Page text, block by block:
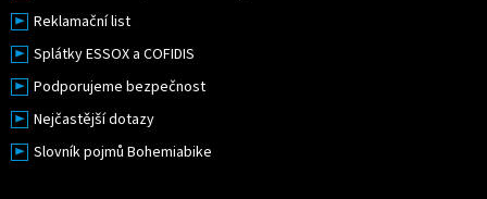
Reklamační list
Splátky ESSOX a COFIDIS
Podporujeme bezpečnost
Nejčastější dotazy
Slovník pojmů Bohemiabike